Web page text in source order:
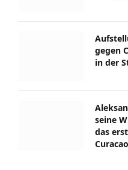
gegen
in der
seine
das
Curacao